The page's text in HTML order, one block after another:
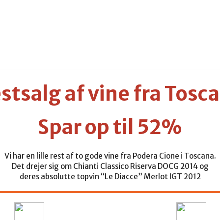
af vine fra
Spar op til 52%
Vi har en lille rest af to gode vine fra Podera Cione i Toscana.
Det drejer sig om Chianti Classico Riserva DOCG 2014 og
deres absolutte topvin “Le Diacce” Merlot IGT 2012